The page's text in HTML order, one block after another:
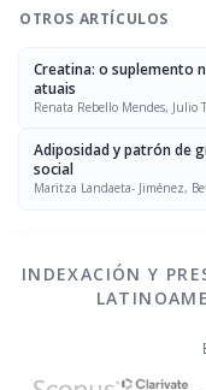
OTROS ARTÍCULOS
Creatina: o suplemento
atuais
Renata Rebello Mendes, Julio
Adiposidad y patrón de
social
Maritza Landaeta- Jiménez,
INDEXACIÓN Y